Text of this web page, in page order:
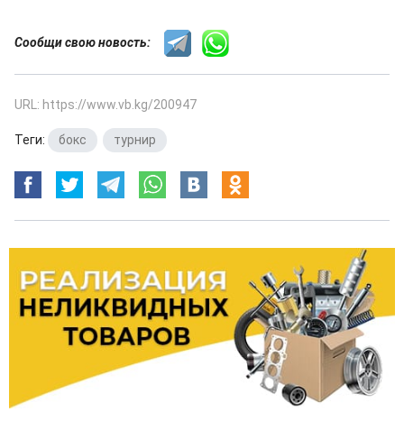
Сообщи свою новость:
URL: https://www.vb.kg/200947
Теги: бокс турнир